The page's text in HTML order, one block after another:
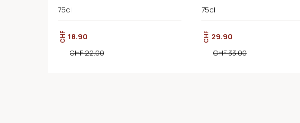
75cl
CHF 18.90
CHF 22.00
75cl
CHF 29.90
CHF 33.00